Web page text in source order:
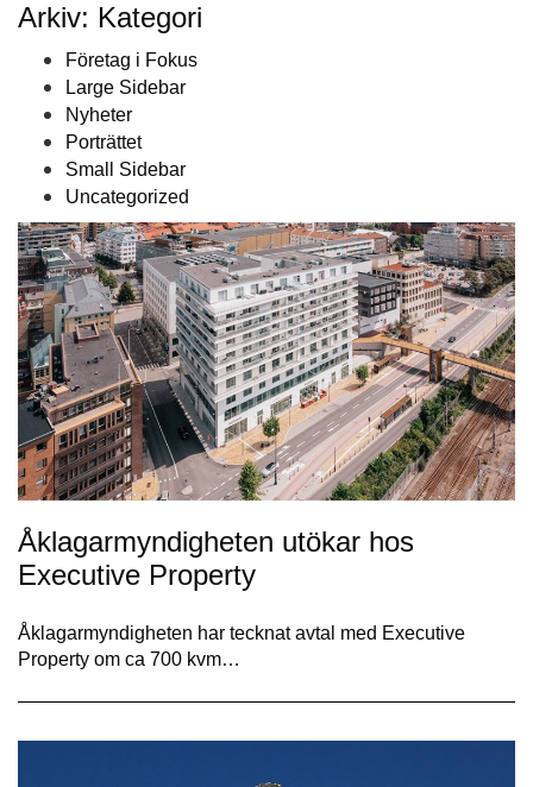
Arkiv: Kategori
Företag i Fokus
Large Sidebar
Nyheter
Porträttet
Small Sidebar
Uncategorized
Åklagarmyndigheten utökar hos
Executive Property
Åklagarmyndigheten har tecknat avtal med Executive
Property om ca 700 kvm…